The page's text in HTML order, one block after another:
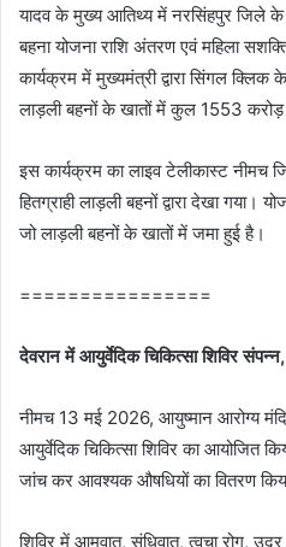
यादव के मुख्य आतिथ्य में नरसिंहपुर जिले के
बहना योजना राशि अंतरण एवं महिला
कार्यक्रम में मुख्यमंत्री द्वारा सिंगल
लाड़ली बहनों के खातों में कुल 1553 करोड़
इस कार्यक्रम का लाइव टेलीकास्ट नीमच
हितग्राही लाड़ली बहनों द्वारा देखा गया।
जो लाड़ली बहनों के खातों में जमा हुई है।
================
देवरान में आयुर्वेदिक चिकित्सा शिविर
नीमच 13 मई 2026, आयुष्मान आरोग्य
आयुर्वेदिक चिकित्सा शिविर का आयोजित
जांच कर आवश्यक औषधियों का वितरण
शिविर में आमवात, संधिवात, त्वचा रोग,